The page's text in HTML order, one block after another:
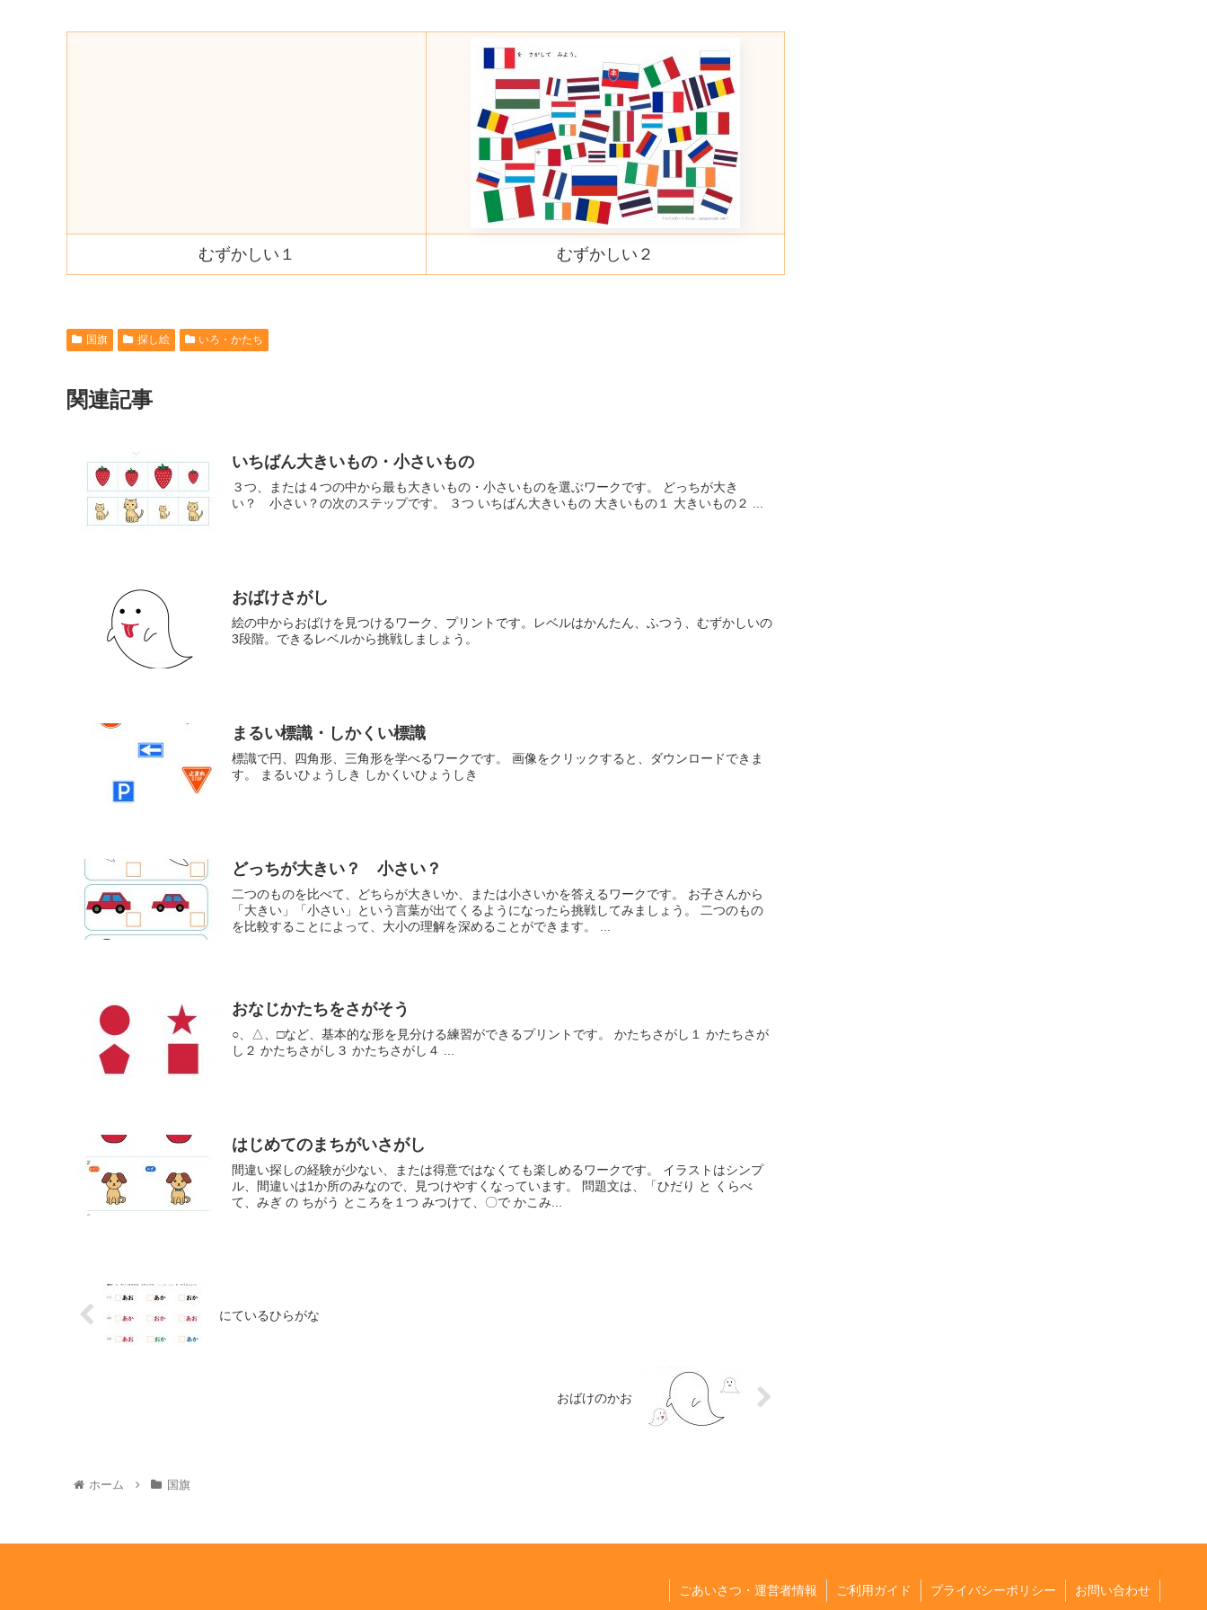
むずかしい１ むずかしい２
国旗 探し絵 いろ・かたち
関連記事
いちばん大きいもの・小さいもの
３つ、または４つの中から最も大きいもの・小さいものを選ぶワークです。 どっちが大き
い？ 小さい？の次のステップです。 ３つ いちばん大きいもの 大きいもの１ 大きいもの２ ...
おばけさがし
絵の中からおばけを見つけるワーク、プリントです。レベルはかんたん、ふつう、むずかしいの
3段階。できるレベルから挑戦しましょう。
まるい標識・しかくい標識
標識で円、四角形、三角形を学べるワークです。 画像をクリックすると、ダウンロードできま
す。 まるいひょうしき しかくいひょうしき
どっちが大きい？ 小さい？
二つのものを比べて、どちらが大きいか、または小さいかを答えるワークです。 お子さんから
「大きい」「小さい」という言葉が出てくるようになったら挑戦してみましょう。 二つのもの
を比較することによって、大小の理解を深めることができます。 ...
おなじかたちをさがそう
○、△、□など、基本的な形を見分ける練習ができるプリントです。 かたちさがし１ かたちさが
し２ かたちさがし３ かたちさがし４ ...
はじめてのまちがいさがし
間違い探しの経験が少ない、または得意ではなくても楽しめるワークです。 イラストはシンプ
ル、間違いは1か所のみなので、見つけやすくなっています。 問題文は、「ひだり と くらべ
て、みぎ の ちがう ところを１つ みつけて、〇で かこみ...
にているひらがな
おばけのかお
ホーム 国旗
ごあいさつ・運営者情報 ご利用ガイド プライバシーポリシー お問い合わせ